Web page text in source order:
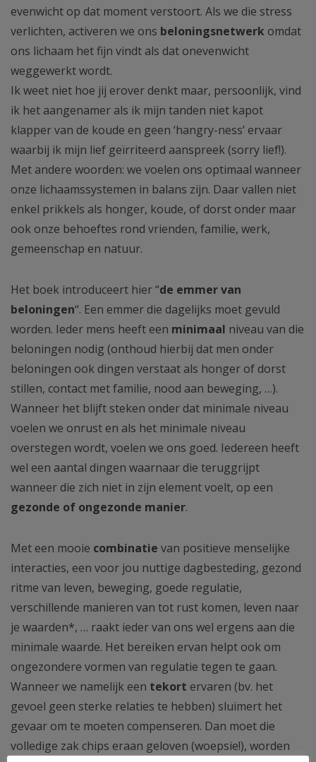
evenwicht op dat moment verstoort. Als we die stress
verlichten, activeren we ons beloningsnetwerk omdat
ons lichaam het fijn vindt als dat onevenwicht
weggewerkt wordt.
Ik weet niet hoe jij erover denkt maar, persoonlijk, vind
ik het aangenamer als ik mijn tanden niet kapot
klapper van de koude en geen ‘hangry-ness’ ervaar
waarbij ik mijn lief geïrriteerd aanspreek (sorry lief!).
Met andere woorden: we voelen ons optimaal wanneer
onze lichaamssystemen in balans zijn. Daar vallen niet
enkel prikkels als honger, koude, of dorst onder maar
ook onze behoeftes rond vrienden, familie, werk,
gemeenschap en natuur.
Het boek introduceert hier “de emmer van
beloningen“. Een emmer die dagelijks moet gevuld
worden. Ieder mens heeft een minimaal niveau van die
beloningen nodig (onthoud hierbij dat men onder
beloningen ook dingen verstaat als honger of dorst
stillen, contact met familie, nood aan beweging, …).
Wanneer het blijft steken onder dat minimale niveau
voelen we onrust en als het minimale niveau
overstegen wordt, voelen we ons goed. Iedereen heeft
wel een aantal dingen waarnaar die teruggrijpt
wanneer die zich niet in zijn element voelt, op een
gezonde of ongezonde manier.
Met een mooie combinatie van positieve menselijke
interacties, een voor jou nuttige dagbesteding, gezond
ritme van leven, beweging, goede regulatie,
verschillende manieren van tot rust komen, leven naar
je waarden*, … raakt ieder van ons wel ergens aan die
minimale waarde. Het bereiken ervan helpt ook om
ongezondere vormen van regulatie tegen te gaan.
Wanneer we namelijk een tekort ervaren (bv. het
gevoel geen sterke relaties te hebben) sluimert het
gevaar om te moeten compenseren. Dan moet die
volledige zak chips eraan geloven (woepsie!), worden